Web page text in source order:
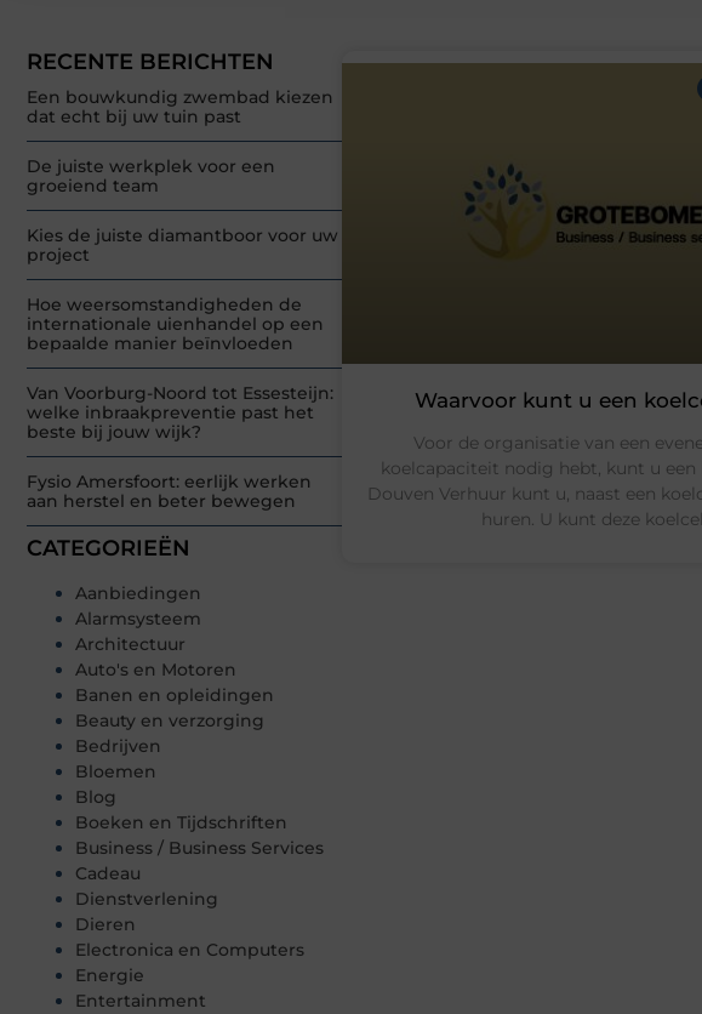
RECENTE BERICHTEN
Een bouwkundig zwembad kiezen
dat echt bij uw tuin past
De juiste werkplek voor een
groeiend team
Kies de juiste diamantboor voor uw
project
Hoe weersomstandigheden de
internationale uienhandel op een
bepaalde manier beïnvloeden
Van Voorburg-Noord tot Essesteijn:
welke inbraakpreventie past het
beste bij jouw wijk?
Fysio Amersfoort: eerlijk werken
aan herstel en beter bewegen
CATEGORIEËN
Aanbiedingen
Alarmsysteem
Architectuur
Auto's en Motoren
Banen en opleidingen
Beauty en verzorging
Bedrijven
Bloemen
Blog
Boeken en Tijdschriften
Business / Business Services
Cadeau
Dienstverlening
Dieren
Electronica en Computers
Energie
Entertainment
Waarvoor kunt u een
Voor de organisatie van een
koelcapaciteit nodig hebt, kunt u een
Douven Verhuur kunt u, naast een
huren. U kunt deze